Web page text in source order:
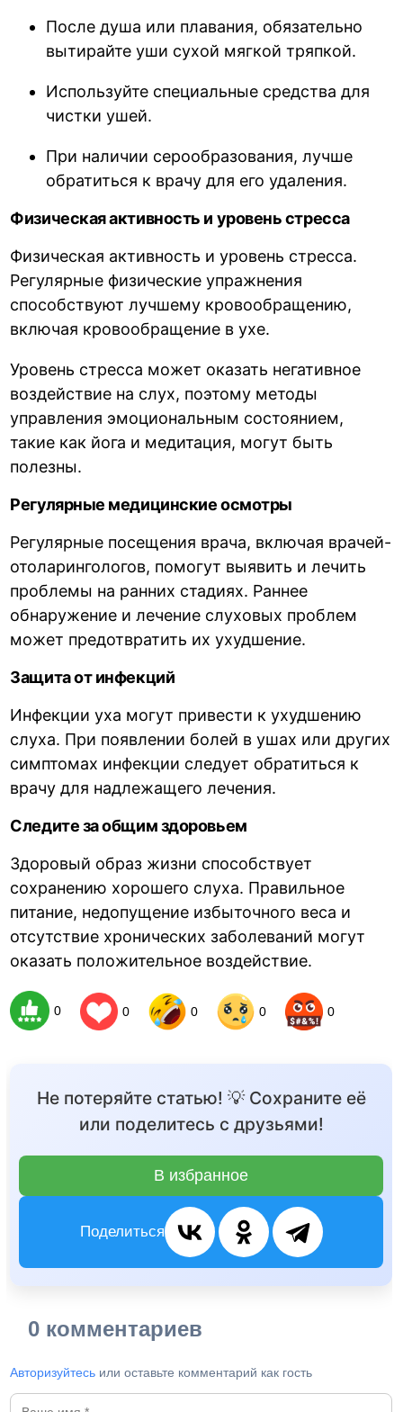
После душа или плавания, обязательно
вытирайте уши сухой мягкой тряпкой.
Используйте специальные средства для
чистки ушей.
При наличии серообразования, лучше
обратиться к врачу для его удаления.
Физическая активность и уровень стресса
Физическая активность и уровень стресса.
Регулярные физические упражнения
способствуют лучшему кровообращению,
включая кровообращение в ухе.
Уровень стресса может оказать негативное
воздействие на слух, поэтому методы
управления эмоциональным состоянием,
такие как йога и медитация, могут быть
полезны.
Регулярные медицинские осмотры
Регулярные посещения врача, включая врачей-
отоларингологов, помогут выявить и лечить
проблемы на ранних стадиях. Раннее
обнаружение и лечение слуховых проблем
может предотвратить их ухудшение.
Защита от инфекций
Инфекции уха могут привести к ухудшению
слуха. При появлении болей в ушах или других
симптомах инфекции следует обратиться к
врачу для надлежащего лечения.
Следите за общим здоровьем
Здоровый образ жизни способствует
сохранению хорошего слуха. Правильное
питание, недопущение избыточного веса и
отсутствие хронических заболеваний могут
оказать положительное воздействие.
0 0 0 0 0
Не потеряйте статью! 💡 Сохраните её
или поделитесь с друзьями!
В избранное
Поделиться
0 комментариев
Авторизуйтесь или оставьте комментарий как гость